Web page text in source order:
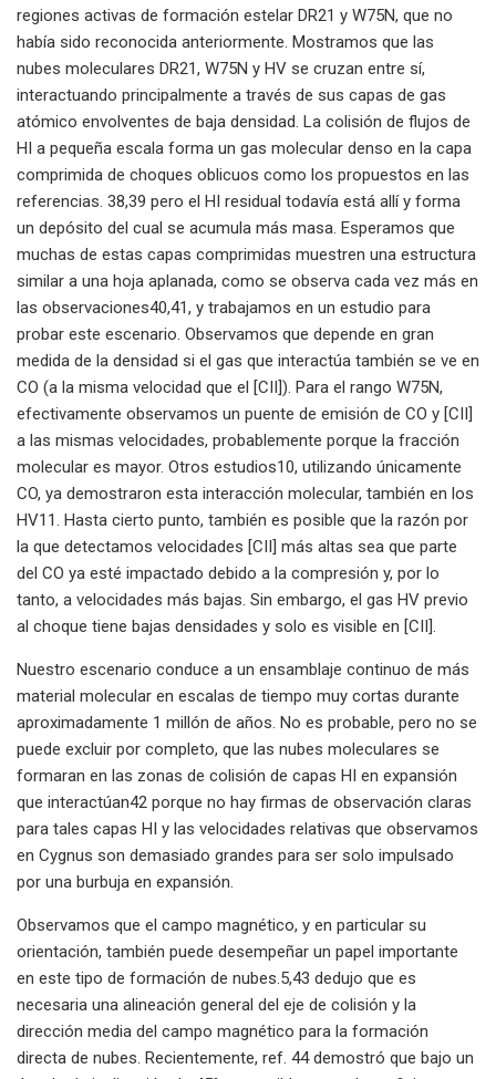
regiones activas de formación estelar DR21 y W75N, que no
había sido reconocida anteriormente. Mostramos que las
nubes moleculares DR21, W75N y HV se cruzan entre sí,
interactuando principalmente a través de sus capas de gas
atómico envolventes de baja densidad. La colisión de flujos de
HI a pequeña escala forma un gas molecular denso en la capa
comprimida de choques oblicuos como los propuestos en las
referencias. 38,39 pero el HI residual todavía está allí y forma
un depósito del cual se acumula más masa. Esperamos que
muchas de estas capas comprimidas muestren una estructura
similar a una hoja aplanada, como se observa cada vez más en
las observaciones40,41, y trabajamos en un estudio para
probar este escenario. Observamos que depende en gran
medida de la densidad si el gas que interactúa también se ve en
CO (a la misma velocidad que el [CII]). Para el rango W75N,
efectivamente observamos un puente de emisión de CO y [CII]
a las mismas velocidades, probablemente porque la fracción
molecular es mayor. Otros estudios10, utilizando únicamente
CO, ya demostraron esta interacción molecular, también en los
HV11. Hasta cierto punto, también es posible que la razón por
la que detectamos velocidades [CII] más altas sea que parte
del CO ya esté impactado debido a la compresión y, por lo
tanto, a velocidades más bajas. Sin embargo, el gas HV previo
al choque tiene bajas densidades y solo es visible en [CII].
Nuestro escenario conduce a un ensamblaje continuo de más
material molecular en escalas de tiempo muy cortas durante
aproximadamente 1 millón de años. No es probable, pero no se
puede excluir por completo, que las nubes moleculares se
formaran en las zonas de colisión de capas HI en expansión
que interactúan42 porque no hay firmas de observación claras
para tales capas HI y las velocidades relativas que observamos
en Cygnus son demasiado grandes para ser solo impulsado
por una burbuja en expansión.
Observamos que el campo magnético, y en particular su
orientación, también puede desempeñar un papel importante
en este tipo de formación de nubes.5,43 dedujo que es
necesaria una alineación general del eje de colisión y la
dirección media del campo magnético para la formación
directa de nubes. Recientemente, ref. 44 demostró que bajo un